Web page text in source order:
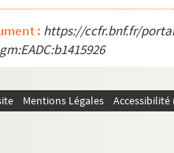
: https://ccfr.bnf.fr/
Mentions Légales